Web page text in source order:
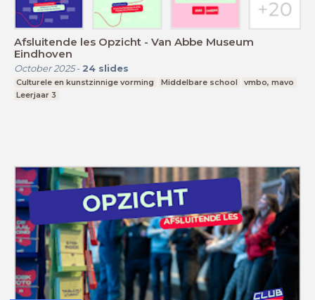
Afsluitende les Opzicht - Van Abbe Museum
Eindhoven
October 2025- 24 slides
Culturele en kunstzinnige vorming Middelbare school
vmbo, mavo
Leerjaar 3